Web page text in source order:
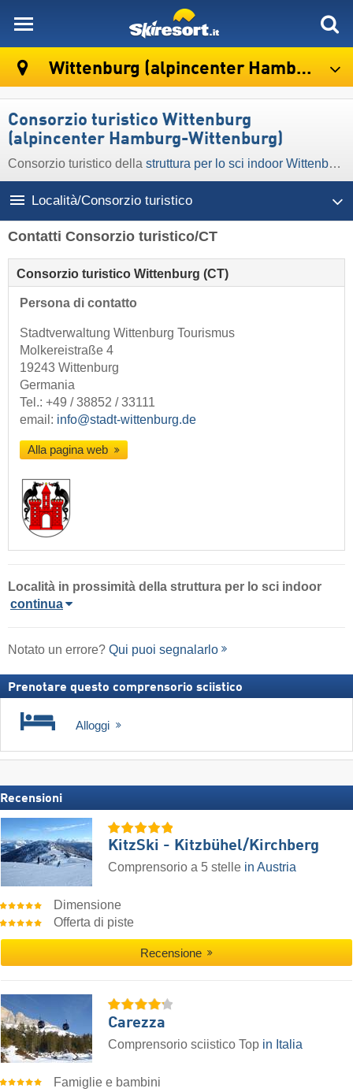
Wittenburg (alpincenter Hamburg-Wittenburg)
Consorzio turistico Wittenburg
(alpincenter Hamburg-Wittenburg)
Consorzio turistico della struttura per lo sci indoor Wittenburg (alpincenter Hamburg-Wittenburg)
Località/Consorzio turistico
Contatti Consorzio turistico/CT
Consorzio turistico Wittenburg (CT)
Persona di contatto
Stadtverwaltung Wittenburg Tourismus
Molkereistraße 4
19243 Wittenburg
Germania
Tel.: +49 / 38852 / 33111
email: info@stadt-wittenburg.de
Alla pagina web
Località in prossimità della struttura per lo sci indoor
continua
Notato un errore? Qui puoi segnalarlo
Prenotare questo comprensorio sciistico
Alloggi
Recensioni
KitzSki - Kitzbühel/​Kirchberg
Comprensorio a 5 stelle in Austria
Dimensione
Offerta di piste
Recensione
Carezza
Comprensorio sciistico Top in Italia
Famiglie e bambini